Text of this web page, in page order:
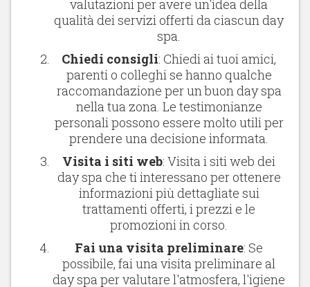
valutazioni per avere un'idea della
qualità dei servizi offerti da ciascun day
spa.
Chiedi consigli: Chiedi ai tuoi amici,
parenti o colleghi se hanno qualche
raccomandazione per un buon day spa
nella tua zona. Le testimonianze
personali possono essere molto utili per
prendere una decisione informata.
Visita i siti web: Visita i siti web dei
day spa che ti interessano per ottenere
informazioni più dettagliate sui
trattamenti offerti, i prezzi e le
promozioni in corso.
Fai una visita preliminare: Se
possibile, fai una visita preliminare al
day spa per valutare l'atmosfera, l'igiene